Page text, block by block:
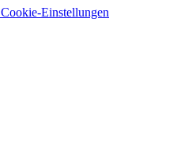
Cookie-Einstellungen